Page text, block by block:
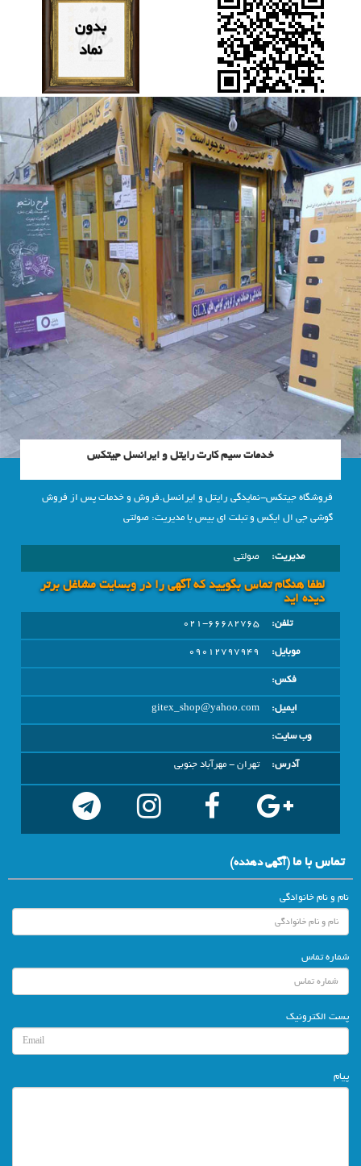
خدمات سیم کارت رایتل و ایرانسل جیتکس
فروشگاه جیتکس-نمایدگی رایتل و ایرانسل.فروش و خدمات پس از فروش
گوشی جی ال ایکس و تبلت ای بیس با مدیریت: صولتی
مدیریت: صولتی
لطفا هنگام تماس بگویید که آگهی را در وبسايت مشاغل برتر
دیده اید
تلفن:
021-66682765
موبایل:
09012797949
فکس:
ایمیل:
gitex_shop@yahoo.com
وب سایت:
آدرس:
تهران - مهرآباد جنوبی
تماس با ما(آگهي دهنده)
نام و نام خانوادگی
شماره تماس
پست الکترونیک
پیام